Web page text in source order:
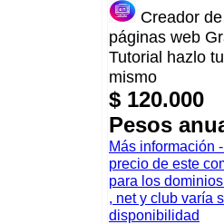
Creador de
páginas web
Tutorial hazlo tu
mismo
$ 120.000
Pesos
Más información
precio de este
para los
, net y club varía
disponibilidad